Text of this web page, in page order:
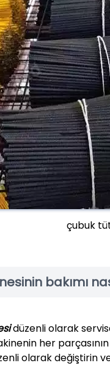
çubuk
bakımı
düzenli olarak
her
olarak değiştirin